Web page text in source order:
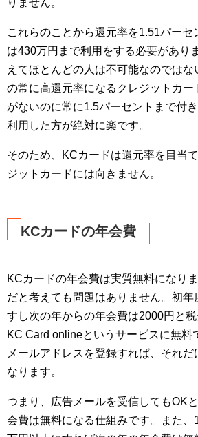
りません。
これらのことから還元率を1.51パーセ
は430万円まで利用をする必要があり
えてほとんどの人は不可能なのでは
の常に高還元率になるクレジットカー
がないのに常に1.5パーセントまで付
利用した方が絶対に楽です。
そのため、KCカードは還元率を目当
ジットカードには向きません。
KCカードの年会費
KCカードの年会費は実質無料になり
だと考えても問題はありません。初
すし次の年からの年会費は2000円と税
KC Card onlineというサービスに無料
メールアドレスを登録すれば、それ
なります。
つまり、広告メールを受信してもOK
会費は無料になる仕組みです。また